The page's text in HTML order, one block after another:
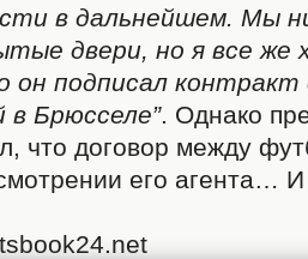
в дальнейшем. Мы
двери, но я все же
он подписал
в Брюсселе”. Однако
что договор между
его агента…